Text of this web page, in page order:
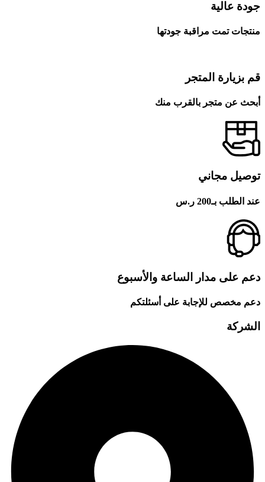
جودة عالية
منتجات تمت مراقبة جودتها
قم بزيارة المتجر
أبحث عن متجر بالقرب منك
توصيل مجاني
عند الطلب بـ200 ر.س
دعم على مدار الساعة والأسبوع
دعم مخصص للإجابة على أسئلتكم
الشركة